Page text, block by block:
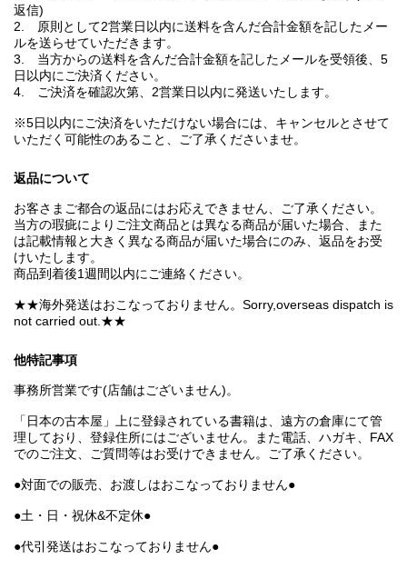
返信)
2. 原則として2営業日以内に送料を含んだ合計金額を記したメー
ルを送らせていただきます。
3. 当方からの送料を含んだ合計金額を記したメールを受領後、5
日以内にご決済ください。
4. ご決済を確認次第、2営業日以内に発送いたします。
※5日以内にご決済をいただけない場合には、キャンセルとさせて
いただく可能性のあること、ご了承くださいませ。
返品について
お客さまご都合の返品にはお応えできません、ご了承ください。
当方の瑕疵によりご注文商品とは異なる商品が届いた場合、また
は記載情報と大きく異なる商品が届いた場合にのみ、返品をお受
けいたします。
商品到着後1週間以内にご連絡ください。
★★海外発送はおこなっておりません。Sorry,overseas dispatch is
not carried out.★★
他特記事項
事務所営業です(店舗はございません)。
「日本の古本屋」上に登録されている書籍は、遠方の倉庫にて管
理しており、登録住所にはございません。また電話、ハガキ、FAX
でのご注文、ご質問等はお受けできません。ご了承ください。
●対面での販売、お渡しはおこなっておりません●
●土・日・祝休&不定休●
●代引発送はおこなっておりません●